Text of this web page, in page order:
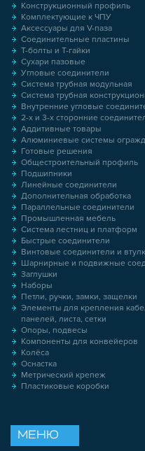
Конструкционный профиль
Комплектующие к ЧПУ
Аксессуары для V-паза
Соединительные пластины
Т-болты и Т-гайки
Сухари пазовые
Угловые соединители
Система трубная модульная
Система трубная
Внутренние угловые
2-х и 3-х сторонние
Аддитивные товары
Алюминиевые системы
Готовые решения
Общестроительный профиль
Подшипники
Линейные соединители
Дополнительная обработка
Параллельные соединители
Промышленная мебель
Система лестниц и платформ
Быстрые соединители
Винтовые соединители и
Шарнирные и подвижные
Заглушки
Наборы
Петли, ручки, замки, защелки
Элементы для крепления
панелей, листа, сетки
Опоры, подвесы
Компоненты для конвейеров
Колёса
Оснастка
Метрический крепеж
Пластиковые коробки
МЕНЮ